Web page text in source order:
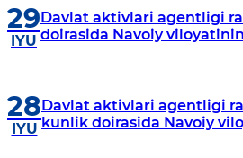
29
IYU
Davlat aktivlari agentligi
doirasida Navoiy
28
IYU
Davlat aktivlari agentligi
kunlik doirasida Navoiy